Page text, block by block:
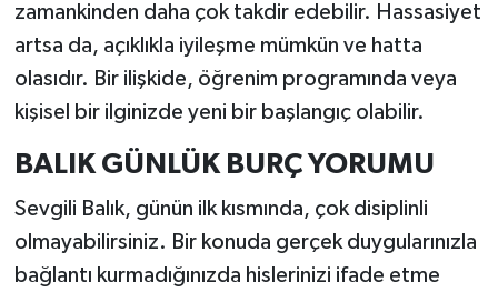
zamankinden daha çok takdir edebilir. Hassasiyet
artsa da, açıklıkla iyileşme mümkün ve hatta
olasıdır. Bir ilişkide, öğrenim programında veya
kişisel bir ilginizde yeni bir başlangıç olabilir.
BALIK GÜNLÜK BURÇ YORUMU
Sevgili Balık, günün ilk kısmında, çok disiplinli
olmayabilirsiniz. Bir konuda gerçek duygularınızla
bağlantı kurmadığınızda hislerinizi ifade etme